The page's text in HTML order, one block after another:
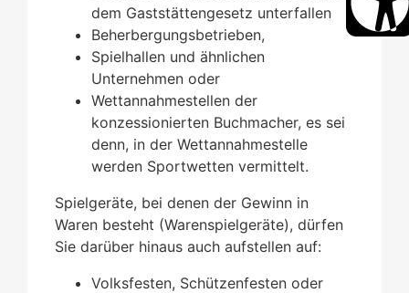
dem Gaststättengesetz unterfallen
Beherbergungsbetrieben,
Spielhallen und ähnlichen
Unternehmen oder
Wettannahmestellen der
konzessionierten Buchmacher, es sei
denn, in der Wettannahmestelle
werden Sportwetten vermittelt.
Spielgeräte, bei denen der Gewinn in
Waren besteht (Warenspielgeräte), dürfen
Sie darüber hinaus auch aufstellen auf:
Volksfesten, Schützenfesten oder